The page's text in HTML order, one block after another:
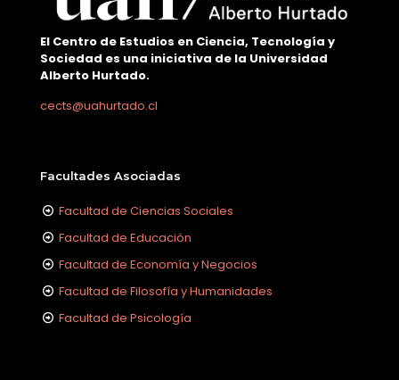
El Centro de Estudios en Ciencia, Tecnología y
Sociedad es una iniciativa de la Universidad
Alberto Hurtado.
cects@uahurtado.cl
Facultades Asociadas
Facultad de Ciencias Sociales
Facultad de Educación
Facultad de Economía y Negocios
Facultad de Filosofía y Humanidades
Facultad de Psicología